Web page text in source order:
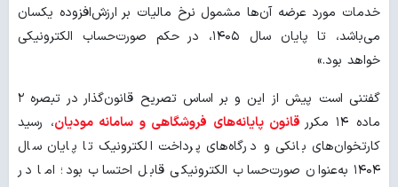
خدمات مورد عرضه آن‌ها مشمول نرخ مالیات بر ارزش‌افزوده یکسان
می‌باشد، تا پایان سال ۱۴۰۵، در حکم صورت‌حساب الکترونیکی
خواهد بود.»
گفتنی است پیش از این و بر اساس تصریح قانون‌گذار در تبصره ۲
ماده ۱۴ مکرر
قانون پایانه‌های فروشگاهی و سامانه مودیان، رسید
کارتخوان‌های بانکی و درگاه‌های پرداخت الکترونیک تا پایان سال
۱۴۰۴ به‌عنوان صورت‌حساب الکترونیکی قابل احتساب بود؛ اما در